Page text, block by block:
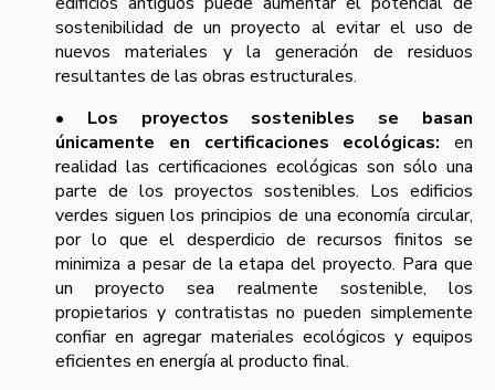
sostenibilidad de un proyecto al evitar el uso de
nuevos materiales y la generación de residuos
resultantes de las obras estructurales.
• Los proyectos sostenibles se basan
únicamente en certificaciones ecológicas: en
realidad las certificaciones ecológicas son sólo una
parte de los proyectos sostenibles. Los edificios
verdes siguen los principios de una economía circular,
por lo que el desperdicio de recursos finitos se
minimiza a pesar de la etapa del proyecto. Para que
un proyecto sea realmente sostenible, los
propietarios y contratistas no pueden simplemente
confiar en agregar materiales ecológicos y equipos
eficientes en energía al producto final.